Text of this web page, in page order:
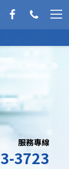
服務專線
3723